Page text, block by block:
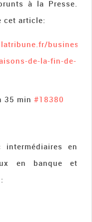
à la Presse.
cet article:
business/
de-la-fin-de-
35 min #18380
intermédiaires en
en banque et